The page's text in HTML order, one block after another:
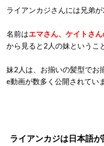
ライアンカジさんには兄弟が
名前はエマさん、ケイトさ
から見ると2人の妹というこ
妹2人は、お揃いの髪型でお
e動画が数多く公開されてい
ライアンカジは日本語が